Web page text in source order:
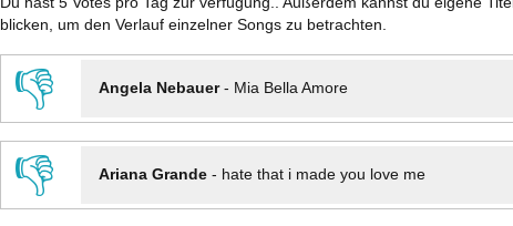
blicken, um den Verlauf einzelner Songs zu betrachten.
👎 Angela Nebauer- Mia Bella Amore
👎
Ariana Grande- hate that i made you love me